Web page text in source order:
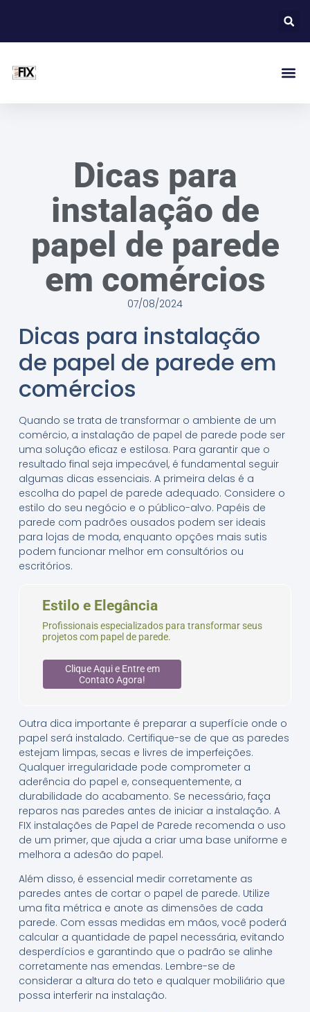
Dicas para
instalação de
papel de parede
em comércios
07/08/2024
Dicas para instalação
de papel de parede em
comércios
Quando se trata de transformar o ambiente de um
comércio, a instalação de papel de parede pode ser
uma solução eficaz e estilosa. Para garantir que o
resultado final seja impecável, é fundamental seguir
algumas dicas essenciais. A primeira delas é a
escolha do papel de parede adequado. Considere o
estilo do seu negócio e o público-alvo. Papéis de
parede com padrões ousados podem ser ideais
para lojas de moda, enquanto opções mais sutis
podem funcionar melhor em consultórios ou
escritórios.
Estilo e Elegância
Profissionais especializados para transformar seus
projetos com papel de parede.
Clique Aqui e Entre em
Contato Agora!
Outra dica importante é preparar a superfície onde o
papel será instalado. Certifique-se de que as paredes
estejam limpas, secas e livres de imperfeições.
Qualquer irregularidade pode comprometer a
aderência do papel e, consequentemente, a
durabilidade do acabamento. Se necessário, faça
reparos nas paredes antes de iniciar a instalação. A
FIX instalações de Papel de Parede recomenda o uso
de um primer, que ajuda a criar uma base uniforme e
melhora a adesão do papel.
Além disso, é essencial medir corretamente as
paredes antes de cortar o papel de parede. Utilize
uma fita métrica e anote as dimensões de cada
parede. Com essas medidas em mãos, você poderá
calcular a quantidade de papel necessária, evitando
desperdícios e garantindo que o padrão se alinhe
corretamente nas emendas. Lembre-se de
considerar a altura do teto e qualquer mobiliário que
possa interferir na instalação.